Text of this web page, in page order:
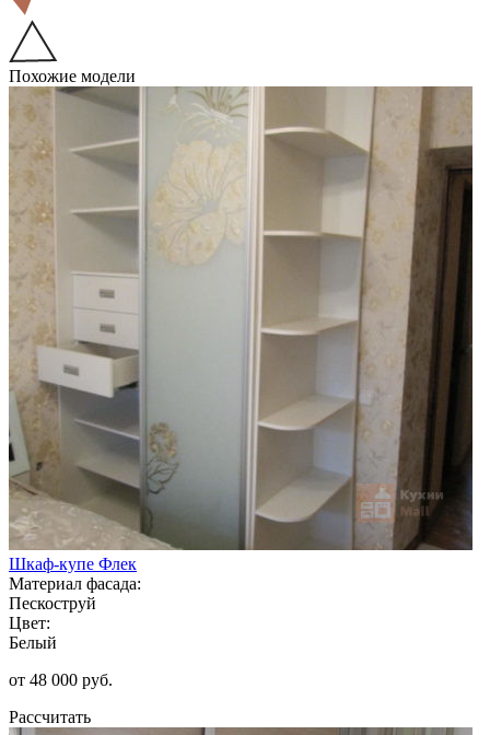
Похожие модели
Шкаф-купе Флек
Материал фасада:
Пескоструй
Цвет:
Белый
от 48 000 руб.
Рассчитать